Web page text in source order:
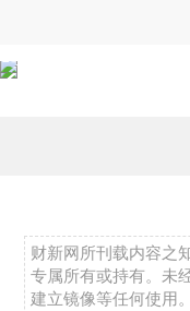
财新网所刊载内容之
专属所有或持有。未
建立镜像等任何使用。